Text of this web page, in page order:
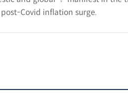
Covid inflation surge.